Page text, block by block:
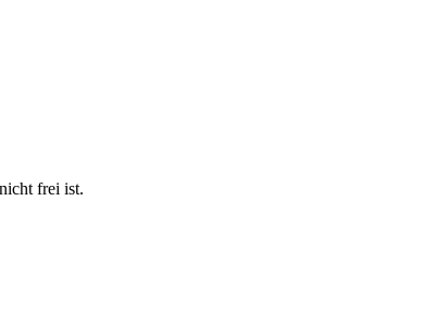
frei ist.